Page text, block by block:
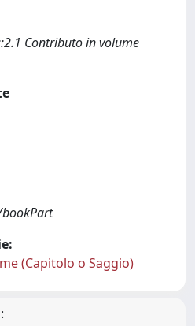
Contributo in volume
(Capitolo o Saggio)